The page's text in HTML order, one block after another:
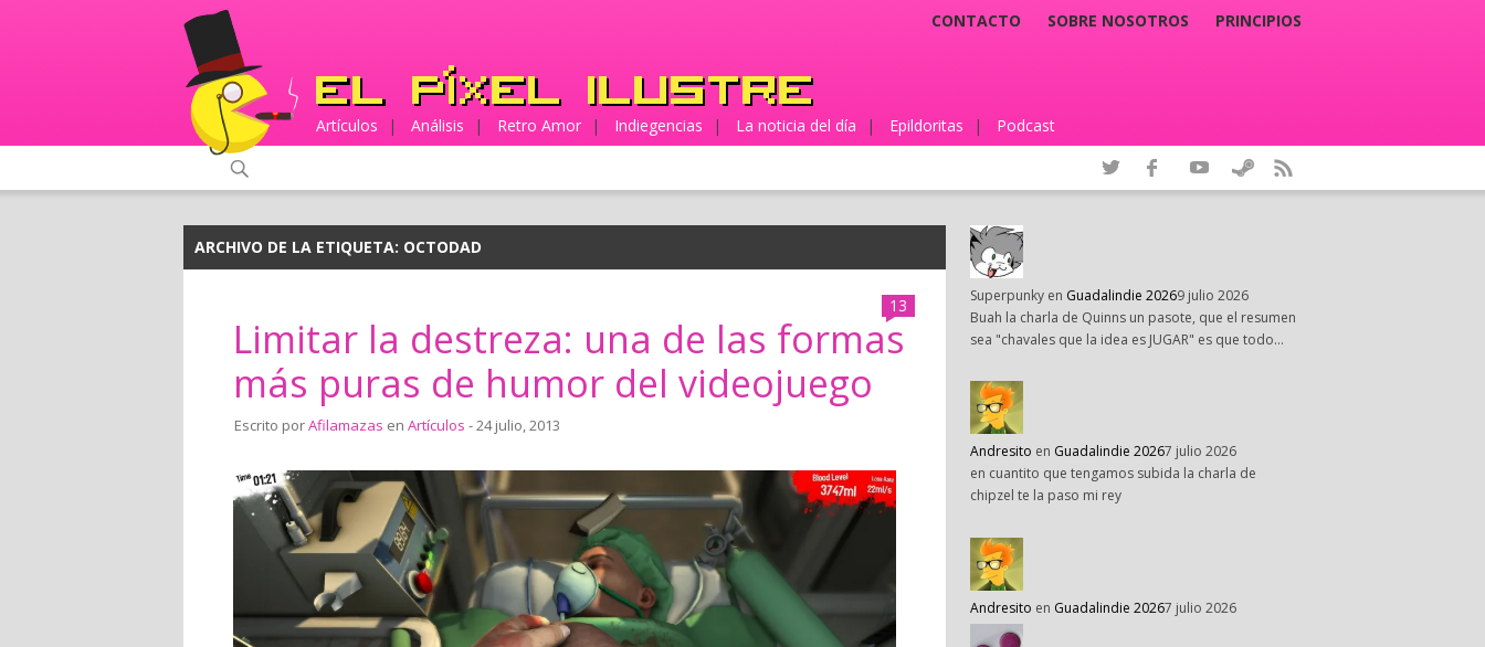
CONTACTO SOBRE NOSOTROS PRINCIPIOS
Artículos | Análisis | Retro Amor | Indiegencias | La noticia del día | Epildoritas | Podcast
ARCHIVO DE LA ETIQUETA: OCTODAD
13
Limitar la destreza: una de las formas
más puras de humor del videojuego
Escrito porAfilamazas en Artículos - 24 julio, 2013
Superpunky en Guadalindie 20269 julio 2026
Buah la charla de Quinns un pasote, que el resumen
sea "chavales que la idea es JUGAR" es que todo…
Andresito en Guadalindie 20267 julio 2026
en cuantito que tengamos subida la charla de
chipzel te la paso mi rey
Andresito en Guadalindie 20267 julio 2026